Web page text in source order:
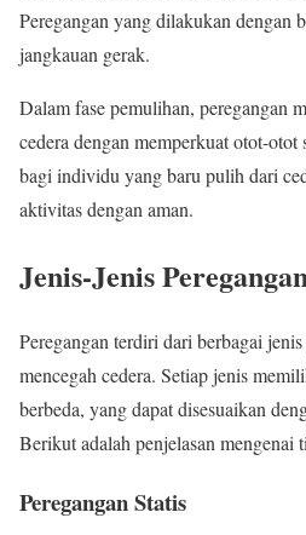
Peregangan yang dilakukan dengan
jangkauan gerak.
Dalam fase pemulihan, peregangan
cedera dengan memperkuat otot-
bagi individu yang baru pulih dari
aktivitas dengan aman.
Jenis-Jenis
Peregangan terdiri dari berbagai
mencegah cedera. Setiap jenis
berbeda, yang dapat disesuaikan
Berikut adalah penjelasan mengenai
Peregangan Statis